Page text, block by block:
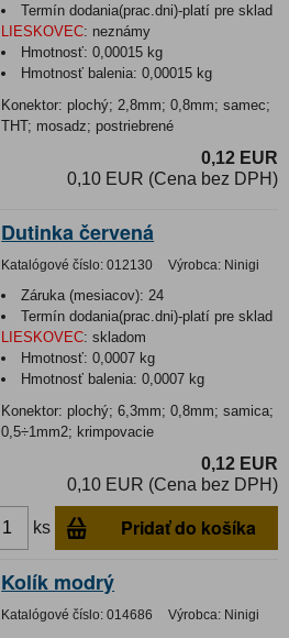
Termín dodania(prac.dni)-platí pre sklad
LIESKOVEC: neznámy
Hmotnosť:0,00015 kg
Hmotnosť balenia:0,00015 kg
Konektor: plochý; 2,8mm; 0,8mm; samec;
THT; mosadz; postriebrené
0,12 EUR
0,10 EUR (Cena bez DPH)
Dutinka červená
Katalógové číslo: 012130 Výrobca: Ninigi
Záruka (mesiacov): 24
Termín dodania(prac.dni)-platí pre sklad
LIESKOVEC: skladom
Hmotnosť:0,0007 kg
Hmotnosť balenia:0,0007 kg
Konektor: plochý; 6,3mm; 0,8mm; samica;
0,5÷1mm2; krimpovacie
0,12 EUR
0,10 EUR (Cena bez DPH)
ks Pridať do košíka
Kolík modrý
Katalógové číslo: 014686 Výrobca: Ninigi